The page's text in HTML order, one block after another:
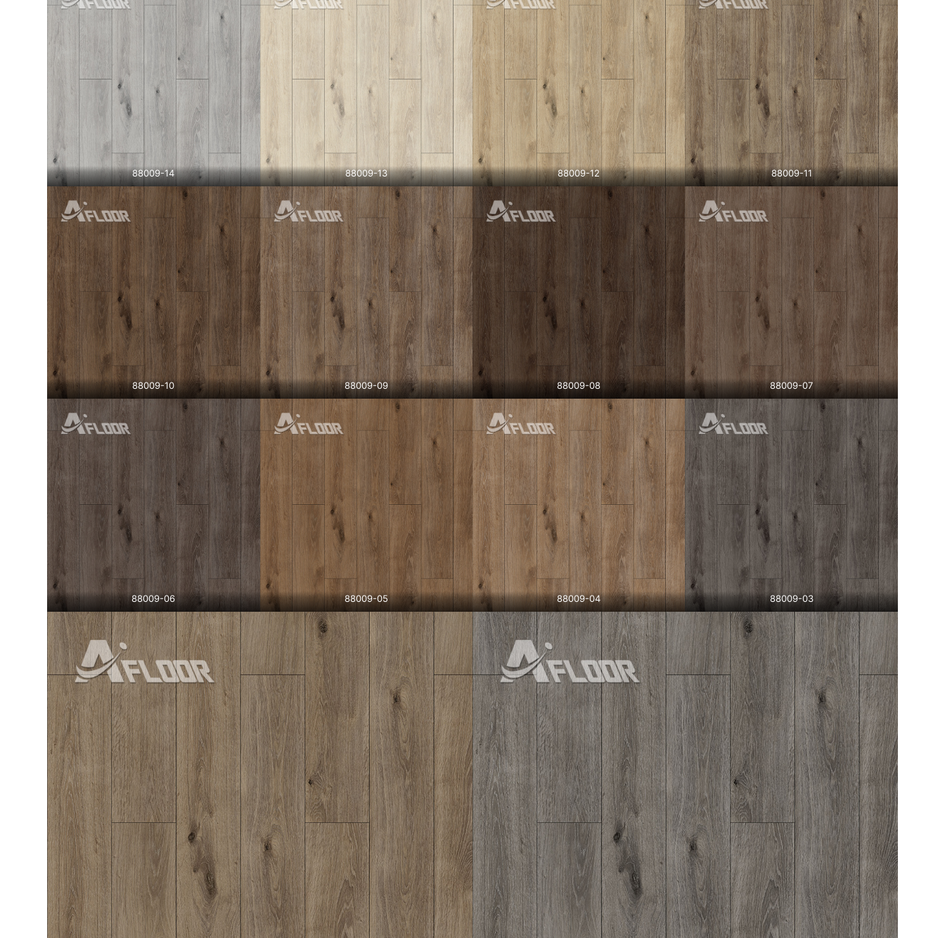
88009-14 88009-13 88009-12 88009-11
88009-10 88009-09 88009-08 88009-07
88009-06 88009-05 88009-04 88009-03